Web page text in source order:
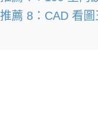
薦 8：CAD 看圖